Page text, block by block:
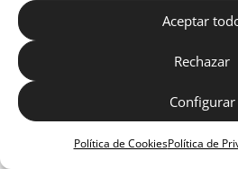
Aceptar
Rechazar
Configurar
Política de CookiesPolítica de
Muy raramente, molestias
vómitos, irritación
indigestión (dispepsia),
glucosa en sangre,
sensibilidad al sol,